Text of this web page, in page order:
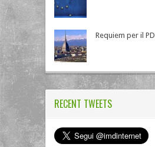
Requiem per il PD
RECENT TWEETS